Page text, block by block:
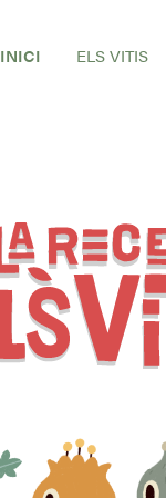
INICI ELS VITIS